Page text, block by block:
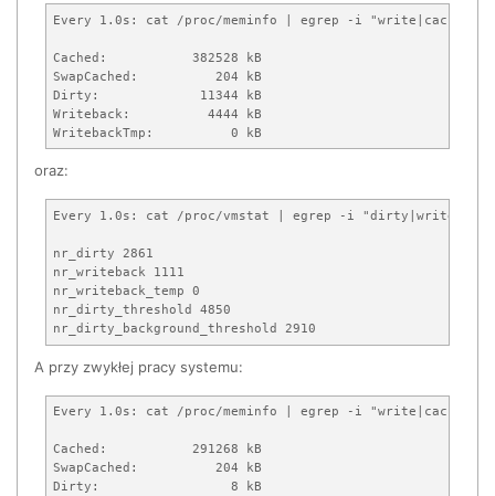
Every 1.0s: cat /proc/meminfo | egrep -i
Cached:           382528 kB
SwapCached:          204 kB
Dirty:             11344 kB
Writeback:          4444 kB
WritebackTmp:          0 kB
oraz:
Every 1.0s: cat /proc/vmstat | egrep -i
nr_dirty 2861
nr_writeback 1111
nr_writeback_temp 0
nr_dirty_threshold 4850
nr_dirty_background_threshold 2910
A przy zwykłej pracy systemu:
Every 1.0s: cat /proc/meminfo | egrep -i
Cached:           291268 kB
SwapCached:          204 kB
Dirty:                 8 kB